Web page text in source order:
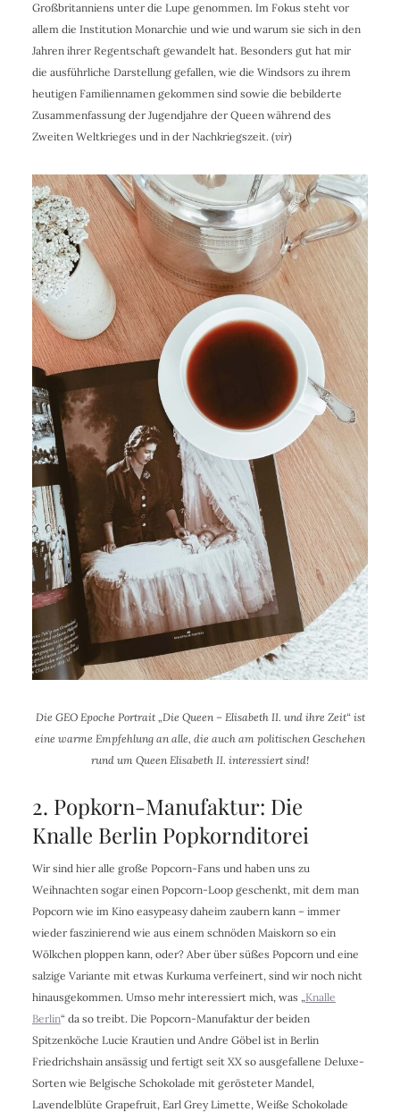
Großbritanniens unter die Lupe genommen. Im Fokus steht vor
allem die Institution Monarchie und wie und warum sie sich in den
Jahren ihrer Regentschaft gewandelt hat. Besonders gut hat mir
die ausführliche Darstellung gefallen, wie die Windsors zu ihrem
heutigen Familiennamen gekommen sind sowie die bebilderte
Zusammenfassung der Jugendjahre der Queen während des
Zweiten Weltkrieges und in der Nachkriegszeit. (vir)
Die GEO Epoche Portrait „Die Queen – Elisabeth II. und ihre Zeit“ ist
eine warme Empfehlung an alle, die auch am politischen Geschehen
rund um Queen Elisabeth II. interessiert sind!
2. Popkorn-Manufaktur: Die
Knalle Berlin Popkornditorei
Wir sind hier alle große Popcorn-Fans und haben uns zu
Weihnachten sogar einen Popcorn-Loop geschenkt, mit dem man
Popcorn wie im Kino easypeasy daheim zaubern kann – immer
wieder faszinierend wie aus einem schnöden Maiskorn so ein
Wölkchen ploppen kann, oder? Aber über süßes Popcorn und eine
salzige Variante mit etwas Kurkuma verfeinert, sind wir noch nicht
hinausgekommen. Umso mehr interessiert mich, was „Knalle
Berlin“ da so treibt. Die Popcorn-Manufaktur der beiden
Spitzenköche Lucie Krautien und Andre Göbel ist in Berlin
Friedrichshain ansässig und fertigt seit XX so ausgefallene Deluxe-
Sorten wie Belgische Schokolade mit gerösteter Mandel,
Lavendelblüte Grapefruit, Earl Grey Limette, Weiße Schokolade